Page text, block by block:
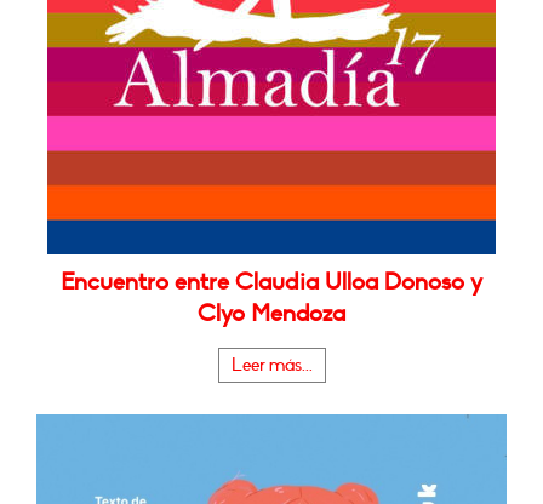
Encuentro entre Claudia Ulloa Donoso y
Clyo Mendoza
Leer más...